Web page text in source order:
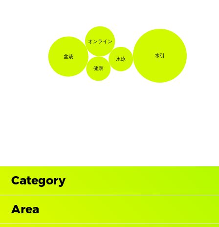
水泳
健康
オンライン
盆栽 水引
Category
Area